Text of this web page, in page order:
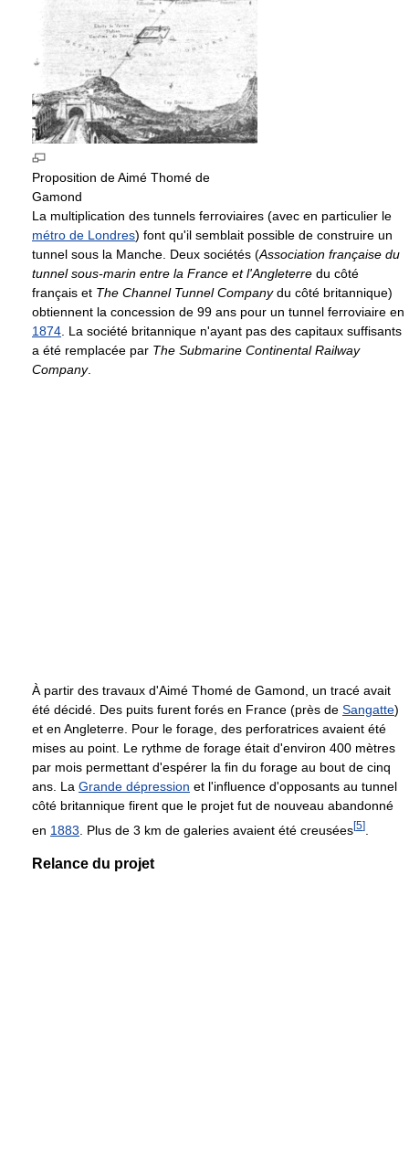
Proposition de Aimé Thomé de
Gamond
La multiplication des tunnels ferroviaires (avec en particulier le
métro de Londres) font qu'il semblait possible de construire un
tunnel sous la Manche. Deux sociétés (Association française du
tunnel sous-marin entre la France et l'Angleterre du côté
français et The Channel Tunnel Companydu côté britannique)
obtiennent la concession de 99 ans pour un tunnel ferroviaire en
1874. La société britannique n'ayant pas des capitaux suffisants
a été remplacée par The Submarine Continental Railway
Company.
À partir des travaux d'Aimé Thomé de Gamond, un tracé avait
été décidé. Des puits furent forés en France (près de Sangatte)
et en Angleterre. Pour le forage, des perforatrices avaient été
mises au point. Le rythme de forage était d'environ 400 mètres
par mois permettant d'espérer la fin du forage au bout de cinq
ans. La Grande dépression et l'influence d'opposants au tunnel
côté britannique firent que le projet fut de nouveau abandonné
en 1883 . Plus de 3 km de galeries avaient été creusées[5]
Relance du projet